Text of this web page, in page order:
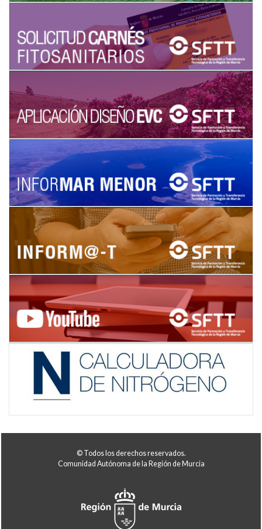
© Todos los derechos reservados.
Comunidad Autónoma de la Región de Murcia